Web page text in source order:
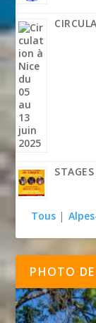
Tous |
PHOTO